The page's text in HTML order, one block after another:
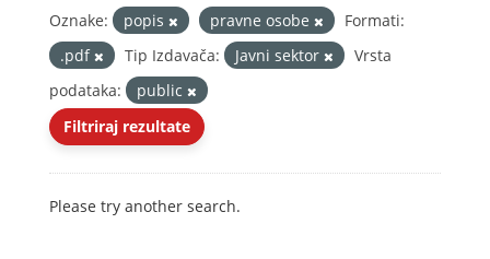
Oznake: popis pravne osobe
Formati:
.pdf
Tip Izdavača: Javni sektor
Vrsta
podataka:
public
Filtriraj rezultate
Please try another search.